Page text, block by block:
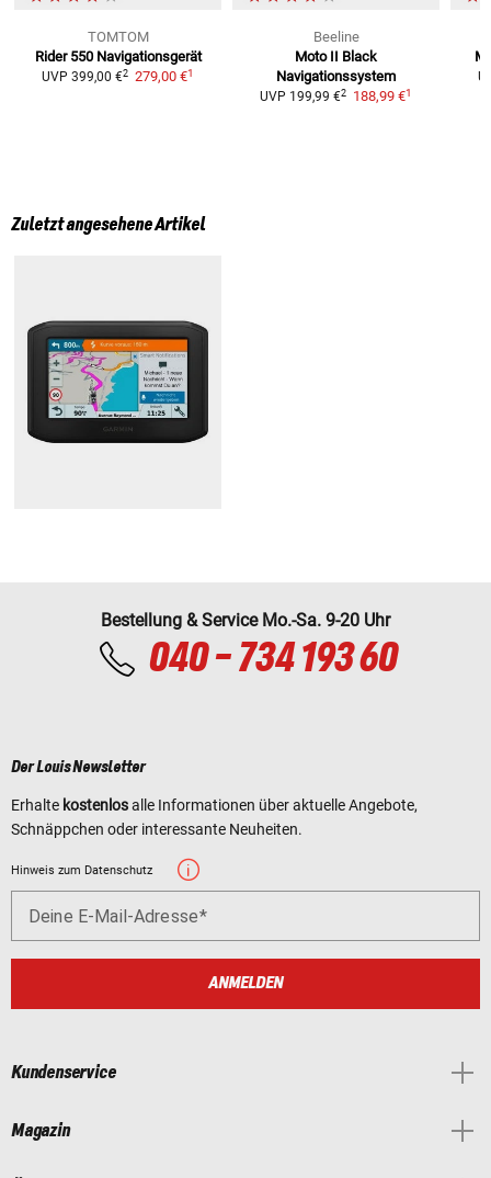
TOMTOM
Rider 550 Navigationsgerät
UVP 399,00 €2 279,00 €1
Beeline
Moto II Black
Navigationssystem
UVP 199,99 €2 188,99 €1
Zuletzt angesehene Artikel
Bestellung & Service Mo.-Sa. 9-20 Uhr
040 - 734 193 60
Der Louis Newsletter
Erhalte kostenlosalle Informationen über aktuelle Angebote,
Schnäppchen oder interessante Neuheiten.
Hinweis zum Datenschutz
Deine E-Mail-Adresse
ANMELDEN
Kundenservice
Magazin